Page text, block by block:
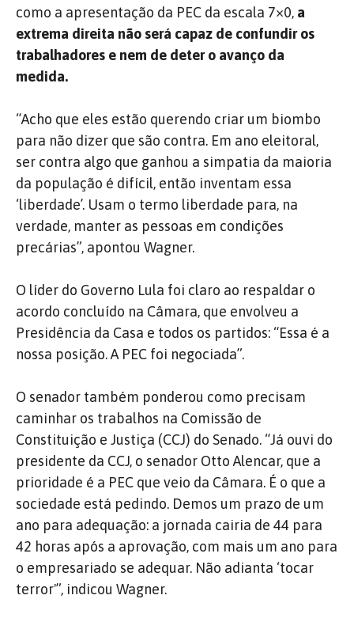
como a apresentação da PEC da escala 7×0, a
extrema direita não será capaz de confundir os
trabalhadores e nem de deter o avanço da
medida.
“Acho que eles estão querendo criar um biombo
para não dizer que são contra. Em ano eleitoral,
ser contra algo que ganhou a simpatia da maioria
da população é difícil, então inventam essa
‘liberdade’. Usam o termo liberdade para, na
verdade, manter as pessoas em condições
precárias”, apontou Wagner.
O líder do Governo Lula foi claro ao respaldar o
acordo concluído na Câmara, que envolveu a
Presidência da Casa e todos os partidos: “Essa é a
nossa posição. A PEC foi negociada”.
O senador também ponderou como precisam
caminhar os trabalhos na Comissão de
Constituição e Justiça (CCJ) do Senado. “Já ouvi do
presidente da CCJ, o senador Otto Alencar, que a
prioridade é a PEC que veio da Câmara. É o que a
sociedade está pedindo. Demos um prazo de um
ano para adequação: a jornada cairia de 44 para
42 horas após a aprovação, com mais um ano para
o empresariado se adequar. Não adianta ‘tocar
terror'”, indicou Wagner.